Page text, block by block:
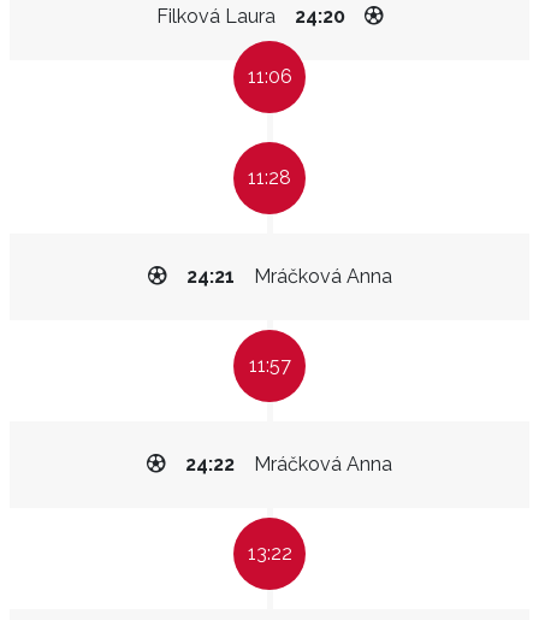
Filková Laura 24:20
11:06
11:28
Mráčková Anna
24:21
11:57
Mráčková Anna
24:22
13:22